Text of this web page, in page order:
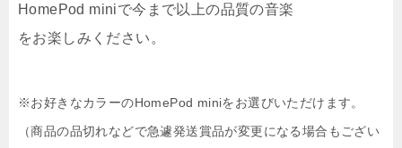
HomePod miniで今まで以上の品質の音楽
をお楽しみください。
※お好きなカラーのHomePod miniをお選びいただけます。
（商品の品切れなどで急遽発送賞品が変更になる場合もござい